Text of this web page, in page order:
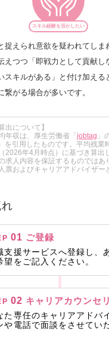
スキル経験を活かしたい
捉えられ意欲を疑われてしま
えつつ「即戦力として貢献し
スキルがある」と付け加える
繋がる場合が多いです。
出について】
年収は、厚生労働省「jobtag 」
を引用したものです。平均残業
2026年4月時点）に基づき算出
求人内容を保証するものではあ
票およびキャリアアドバイザー
01 ご登録
支援サービスへ登録し、
望をご記入ください。
02 キャリアカウンセ
た専任のキャリアアドバ
や電話で面談をさせてい